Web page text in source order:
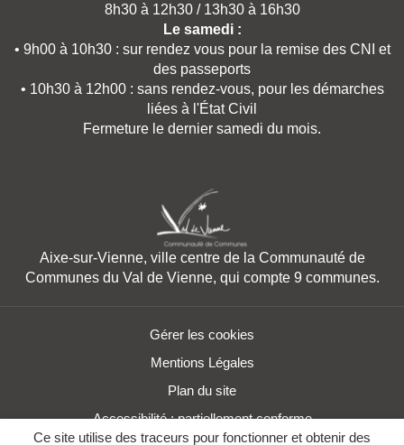
Ce site utilise des traceurs pour fonctionner et obtenir des
8h30 à 12h30 / 13h30 à 16h30
Le samedi :
• 9h00 à 10h30 : sur rendez vous pour la remise des CNI et
des passeports
• 10h30 à 12h00 : sans rendez-vous, pour les démarches
liées à l'État Civil
Fermeture le dernier samedi du mois.
Aixe-sur-Vienne, ville centre de la Communauté de
Communes du Val de Vienne, qui compte 9 communes.
Gérer les cookies
Mentions Légales
Plan du site
Accessibilité : partiellement conforme